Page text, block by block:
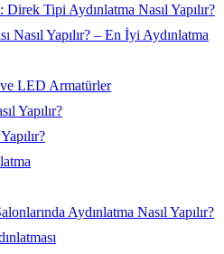
Tipi Aydınlatma Nasıl Yapılır?
Nasıl Yapılır? – En İyi Aydınlatma
LED Armatürler
Yapılır?
Aydınlatma Nasıl Yapılır?